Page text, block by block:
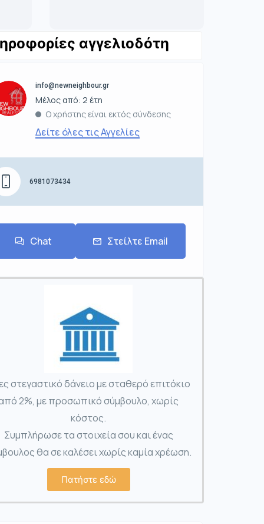
αγγελιοδότη
info@newneighbour.gr
Μέλος από: 2 έτη
Ο χρήστης είναι εκτός σύνδεσης
Δείτε όλες τις Αγγελίες
6981073434
Chat Στείλτε Email
στεγαστικό δάνειο με σταθερό επιτόκιο
2%, με προσωπικό σύμβουλο, χωρίς
κόστος.
Συμπλήρωσε τα στοιχεία σου και ένας
θα σε καλέσει χωρίς καμία χρέωση.
Πατήστε εδώ